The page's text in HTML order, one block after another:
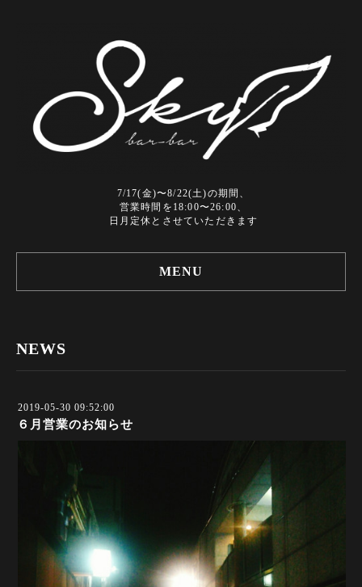
7/17(金)〜8/22(土)の期間、
営業時間を18:00〜26:00、
日月定休とさせていただきます
MENU
NEWS
2019-05-30 09:52:00
６月営業のお知らせ